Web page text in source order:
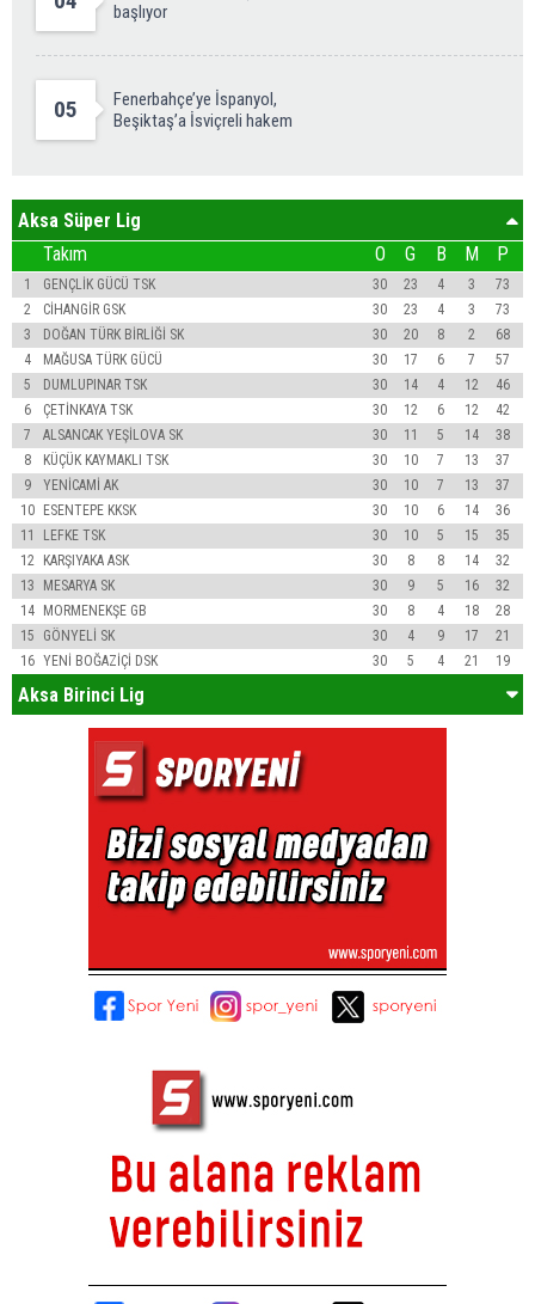
başlıyor
05
Fenerbahçe’ye İspanyol,
Beşiktaş’a İsviçreli hakem
Aksa Süper Lig
Takım
O G B M P
1 GENÇLİK GÜCÜ TSK 30 23 4 3
73
2
CİHANGİR GSK 30 23 4 3
73
3
DOĞAN TÜRK BİRLİĞİ SK 30 20 8 2
68
4
MAĞUSA TÜRK GÜCÜ 30 17 6 7
57
5
DUMLUPINAR TSK 30 14 4 12
46
6
ÇETİNKAYA TSK 30 12 6 12
42
7
ALSANCAK YEŞİLOVA SK 30 11 5 14
38
8
KÜÇÜK KAYMAKLI TSK 30 10 7 13
37
9
YENİCAMİ AK 30 10 7 13
37
10 ESENTEPE KKSK 30 10 6 14
36
11
LEFKE TSK 30 10 5 15
35
12
KARŞIYAKA ASK 30 8 8 14
32
13
MESARYA SK 30 9 5 16
32
14 MORMENEKŞE GB 30 8 4 18
28
15
GÖNYELİ SK 30 4 9 17
21
16 YENİ BOĞAZİÇİ DSK 30 5 4 21 19
Aksa Birinci Lig